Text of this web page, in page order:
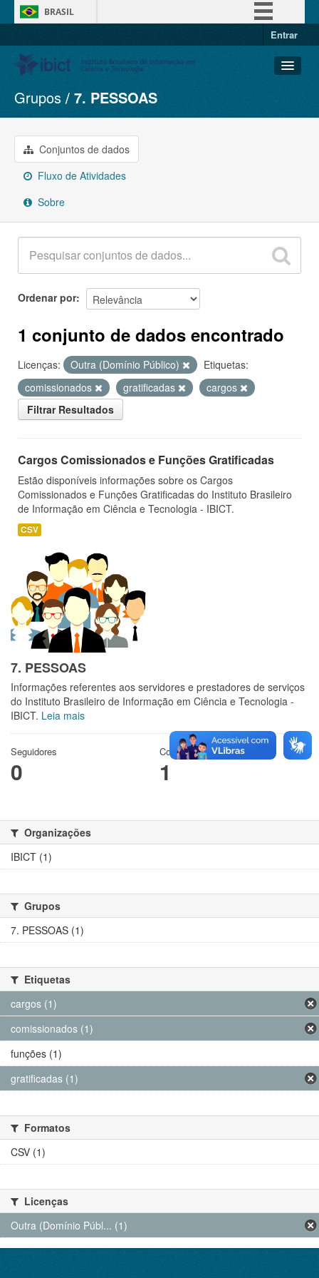
BRASIL
Entrar
Conjuntos de dados
Organizações
Grupos
Sobre
Grupos 7. PESSOAS
Conjuntos de dados
Fluxo de Atividades
Sobre
Ordenar por
1 conjunto de dados encontrado
Licenças: Outra (Domínio Público)
Etiquetas:
comissionados
gratificadas
cargos
Filtrar Resultados
Cargos Comissionados e Funções Gratificadas
Estão disponíveis informações sobre os Cargos
Comissionados e Funções Gratificadas do Instituto Brasileiro
de Informação em Ciência e Tecnologia - IBICT.
CSV
7. PESSOAS
Informações referentes aos servidores e prestadores de serviços
do Instituto Brasileiro de Informação em Ciência e Tecnologia -
IBICT. Leia mais
Seguidores
0
Conjuntos de dados
1
Organizações
IBICT (1)
Grupos
7. PESSOAS (1)
Etiquetas
cargos (1)
comissionados (1)
funções (1)
gratificadas (1)
Formatos
CSV (1)
Licenças
Outra (Domínio Públ... (1)